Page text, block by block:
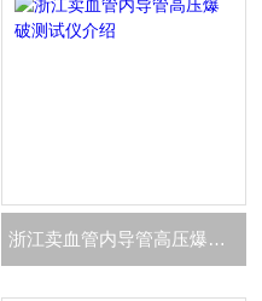
浙江卖血管内导管高压爆破测试仪介绍